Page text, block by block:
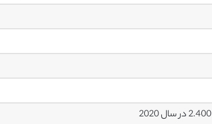
2.400 در سال 2020